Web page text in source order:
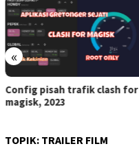
«
Config pisah trafik clash for
magisk, 2023
TOPIK: TRAILER FILM